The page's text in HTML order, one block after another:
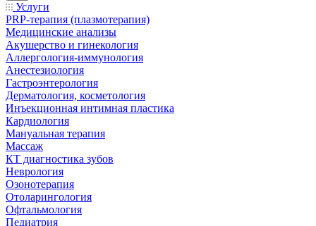
Услуги
PRP-терапия (плазмотерапия)
Медицинские анализы
Акушерство и гинекология
Аллергология-иммунология
Анестезиология
Гастроэнтерология
Дерматология, косметология
Инъекционная интимная пластика
Кардиология
Мануальная терапия
Массаж
КТ диагностика зубов
Неврология
Озонотерапия
Отоларингология
Офтальмология
Педиатрия